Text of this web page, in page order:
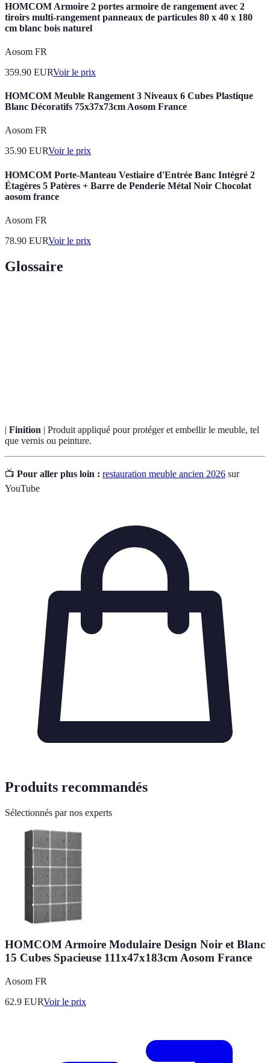
HOMCOM Armoire 2 portes armoire de rangement avec 2
tiroirs multi-rangement panneaux de particules 80 x 40 x 180
cm blanc bois naturel
Aosom FR
359.90 EURVoir le prix
HOMCOM Meuble Rangement 3 Niveaux 6 Cubes Plastique
Blanc Décoratifs 75x37x73cm Aosom France
Aosom FR
35.90 EURVoir le prix
HOMCOM Porte-Manteau Vestiaire d'Entrée Banc Intégré 2
Étagères 5 Patères + Barre de Penderie Métal Noir Chocolat
aosom france
Aosom FR
78.90 EURVoir le prix
Glossaire
| Finition | Produit appliqué pour protéger et embellir le meuble, tel
que vernis ou peinture.
📺 Pour aller plus loin : restauration meuble ancien 2026 sur
YouTube
Produits recommandés
Sélectionnés par nos experts
HOMCOM Armoire Modulaire Design Noir et Blanc
15 Cubes Spacieuse 111x47x183cm Aosom France
Aosom FR
62.9 EURVoir le prix